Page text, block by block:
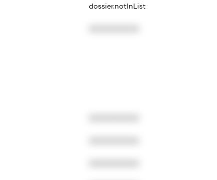
dossier.notInList